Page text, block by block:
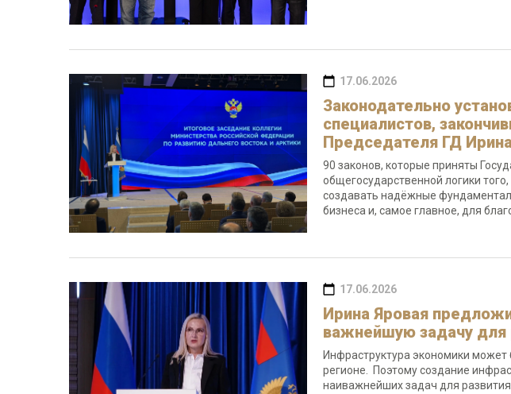
17.06.2026
Законодательно
специалистов,
Председателя ГД
90 законов, которые приняты
общегосударственной логики
создавать надёжные
бизнеса и, самое главное, для
17.06.2026
Ирина Яровая
важнейшую задачу для
Инфраструктура экономики может
регионе. Поэтому создание
наиважнейших задач для